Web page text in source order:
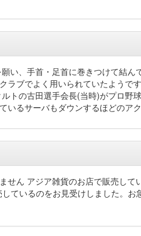
い、手首・足首に巻きつけて結ん
ラブでよく用いられていたようで
トの古田選手会長(当時)がプロ野
るサーバもダウンするほどのアク
せん アジア雑貨のお店で販売し
ているのをお見受けしました。